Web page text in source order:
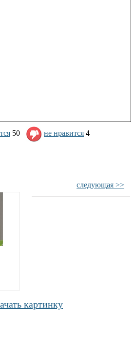
50 не нравится 4
следующая >>
картинку